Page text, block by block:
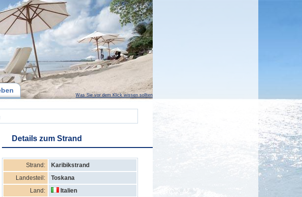
Was Sie vor dem Klick wissen sollten
Details zum Strand
Strand:
Karibikstrand
Landesteil:
Toskana
Land:
Italien